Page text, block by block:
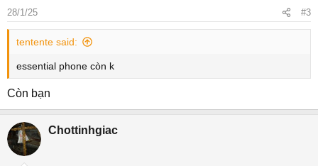
cũng dc ạ
Ai cần gì có thể alo e 0969981694
Gdtt ở lộc thành hoặc bảo lộc nha
28/1/25 #3
tentente said:
essential phone còn k
Còn bạn
Chottinhgiac